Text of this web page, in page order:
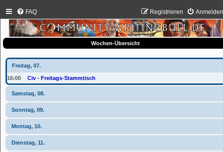
FAQ Registrieren
Wochen-Übersicht
Freitag, 07.
16:00 Civ - Freitags-Stammtisch
Samstag, 08.
Sonntag, 09.
Montag, 10.
Dienstag, 11.